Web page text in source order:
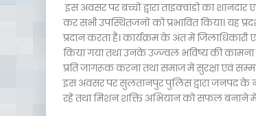
इस अवसर पर बच्चों द्वारा ताइक्वांडो का
कर सभी उपस्थितजनों को प्रभावित किया। यह
प्रदान करता है। कार्यक्रम के अंत में जिलाधिकारी
किया गया तथा उनके उज्ज्वल भविष्य की
प्रति जागरूक करना तथा समाज में सुरक्षा एवं
इस अवसर पर सुलतानपुर पुलिस द्वारा जनपद
रहें तथा मिशन शक्ति अभियान को सफल बनाने में